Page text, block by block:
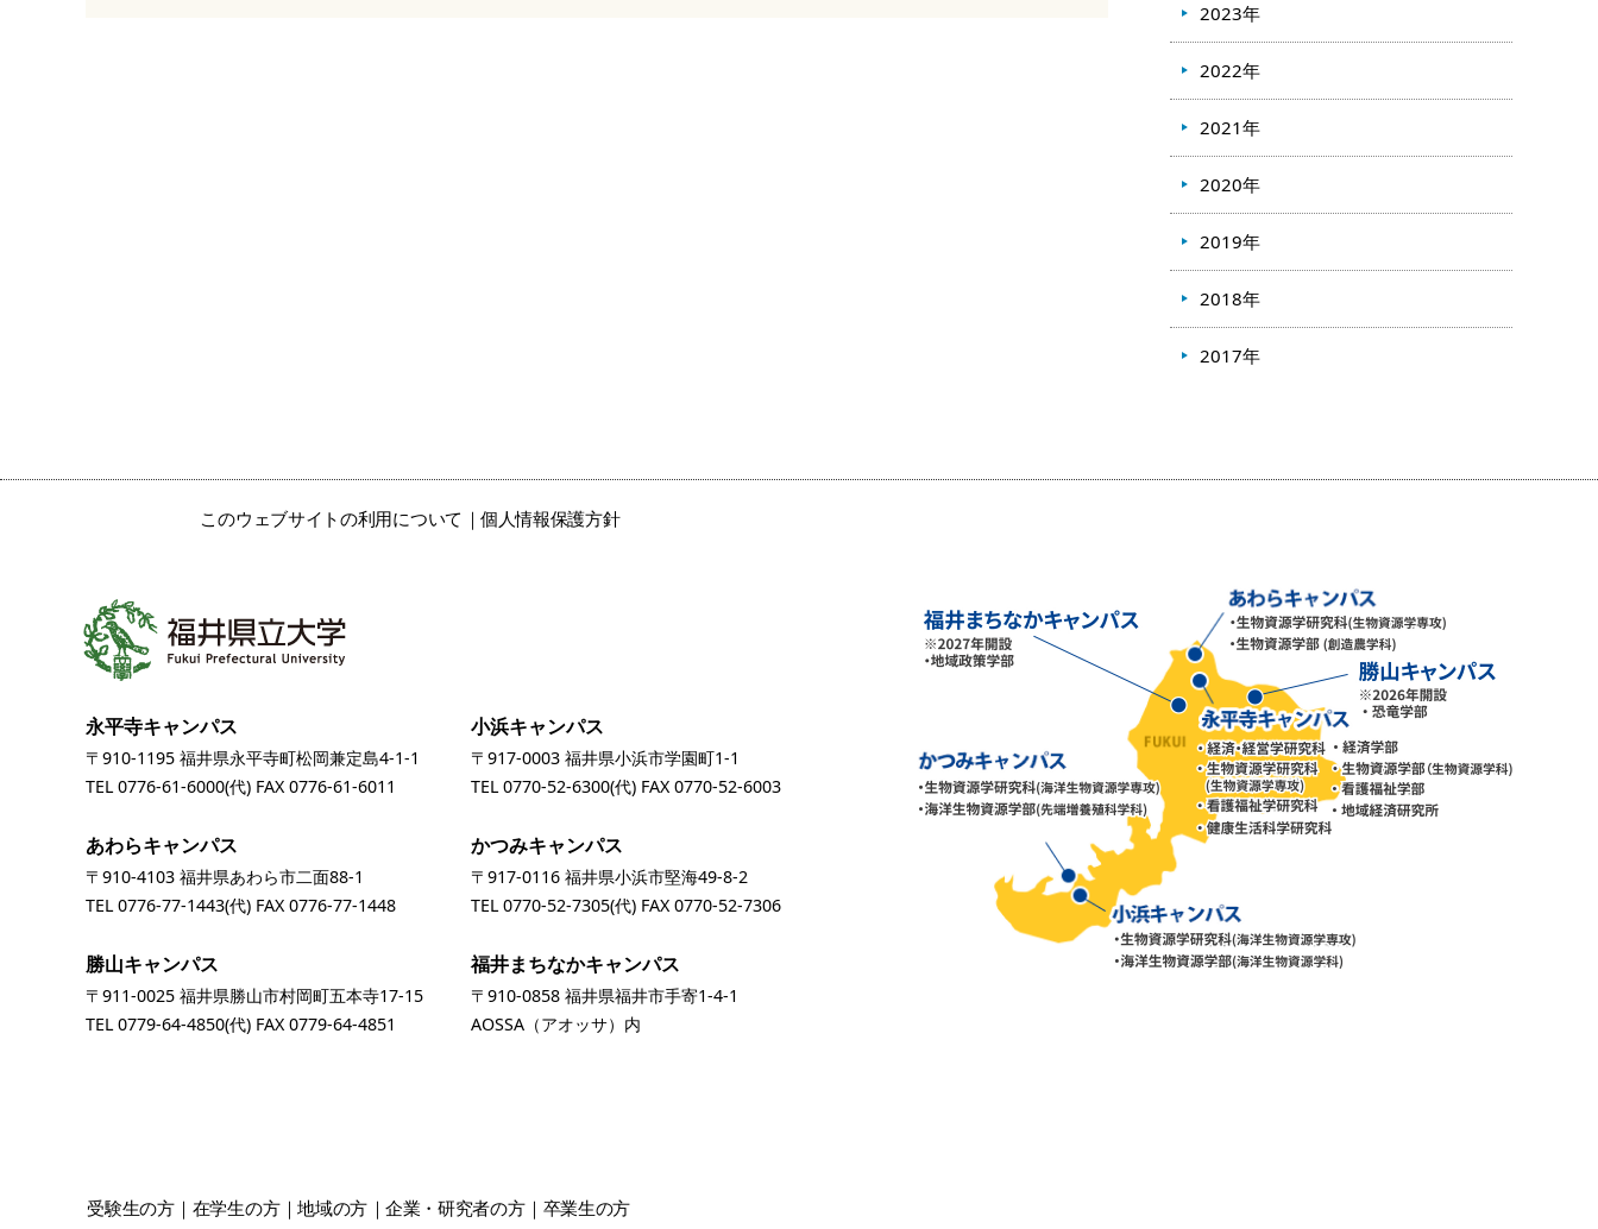
2023年
2022年
2021年
2020年
2019年
2018年
2017年
このウェブサイトの利用について 個人情報保護方針
永平寺キャンパス
〒910-1195 福井県永平寺町松岡兼定島4-1-1
TEL0776-61-6000(代) FAX 0776-61-6011
小浜キャンパス
〒917-0003 福井県小浜市学園町1-1
TEL0770-52-6300(代) FAX 0770-52-6003
あわらキャンパス
〒910-4103 福井県あわら市二面88-1
TEL0776-77-1443(代) FAX 0776-77-1448
かつみキャンパス
〒917-0116 福井県小浜市堅海49-8-2
TEL0770-52-7305(代) FAX 0770-52-7306
勝山キャンパス
〒911-0025 福井県勝山市村岡町五本寺17-15
TEL0779-64-4850(代) FAX 0779-64-4851
福井まちなかキャンパス
〒910-0858 福井県福井市手寄1-4-1
AOSSA（アオッサ）内
受験生の方 在学生の方 地域の方 企業・研究者の方 卒業生の方